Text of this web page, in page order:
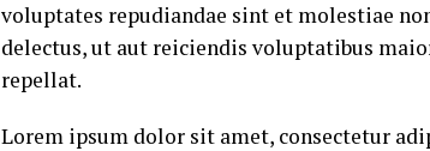
voluptates repudiandae sint et molestiae
delectus, ut aut reiciendis voluptatibus
repellat.
Lorem ipsum dolor sit amet, consectetur